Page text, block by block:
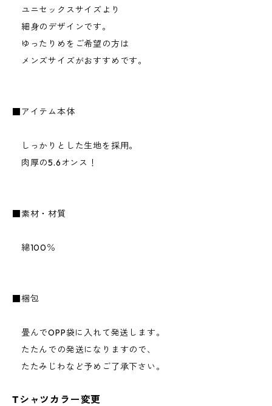
ユニセックスサイズより
細身のデザインです。
ゆったりめをご希望の方は
メンズサイズがおすすめです。
■アイテム本体
しっかりとした生地を採用。
肉厚の5.6オンス！
■素材・材質
綿100％
■梱包
畳んでOPP袋に入れて発送します。
たたんでの発送になりますので、
たたみじわなど予めご了承下さい。
Tシャツカラー変更